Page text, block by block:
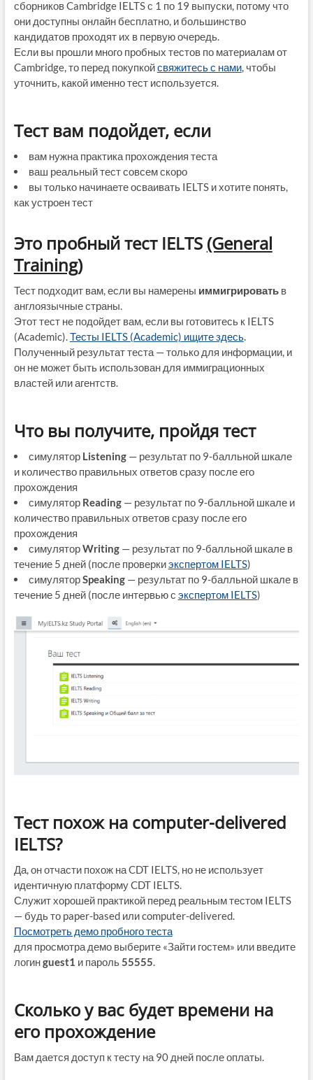
сборников Cambridge IELTS с 1 по 19 выпуски, потому что
они доступны онлайн бесплатно, и большинство
кандидатов проходят их в первую очередь.
Если вы прошли много пробных тестов по материалам от
Cambridge, то перед покупкойсвяжитесь с нами, чтобы
уточнить, какой именно тест используется.
Тест вам подойдет, если
вам нужна практика прохождения теста
ваш реальный тест совсем скоро
вы только начинаете осваивать IELTS и хотите понять,
как устроен тест
Это пробный тест IELTS (General
Training)
Тест подходит вам, если вы намерены иммигрироватьв
англоязычные страны.
Этот тест не подойдет вам, если вы готовитесь к IELTS
(Academic).Тесты IELTS (Academic) ищите здесь.
Полученный результат теста — только для информации, и
он не может быть использован для иммиграционных
властей или агентств.
Что вы получите, пройдя тест
симулятор Listening— результат по 9-балльной шкале
и количество правильных ответов сразу после его
прохождения
симулятор Reading— результат по 9-балльной шкале и
количество правильных ответов сразу после его
прохождения
симуляторWriting— результат по 9-балльной шкале в
течение 5 дней (после проверкиэкспертом IELTS)
симуляторSpeaking— результат по 9-балльной шкале в
течение 5 дней (после интервью с экспертом IELTS)
Тест похож на computer-delivered
IELTS?
Да, он отчасти похож на CDT IELTS, но не использует
идентичную платформу CDT IELTS.
Служит хорошей практикой перед реальным тестом IELTS
— будь то paper-based или computer-delivered.
Посмотреть демо пробного теста
для просмотра демо выберите «Зайти гостем» или введите
логинguest1 и пароль55555.
Сколько у вас будет времени на
его прохождение
Вам дается доступ к тесту на 90 дней после оплаты.